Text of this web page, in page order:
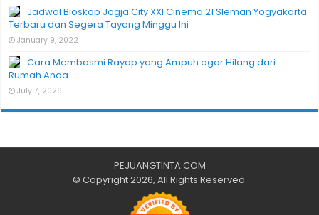
Jadwal Bioskop Jogja City XXI Cinema 21 Sleman Yogyakarta
Terbaru dan Segera Tayang Minggu Ini
January 9, 2022
Cara Membasmi Rayap yang Ampuh agar Hilang dari
Rumah Anda
July 7, 2026
PEJUANGTINTA.COM
© Copyright 2026, All Rights Reserved.